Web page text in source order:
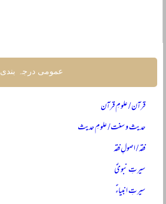
عمومی درجہ بندی
قرآن / علومِ قرآن
حدیث و سنت / علومِ حدیث
فقہ / اصولِ فقہ
سیرتِ نبویؐ
سیرتِ انبیاءؑ